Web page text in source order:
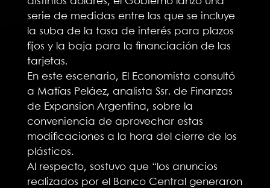
serie de medidas entre las que se incluye
la suba de la tasa de interés para plazos
fijos y la baja para la financiación de las
tarjetas.
En este escenario, El Economista consultó
a Matías Peláez, analista Ssr. de Finanzas
de Expansion Argentina, sobre la
conveniencia de aprovechar estas
modificaciones a la hora del cierre de los
plásticos.
Al respecto, sostuvo que “los anuncios
realizados por el Banco Central generaron